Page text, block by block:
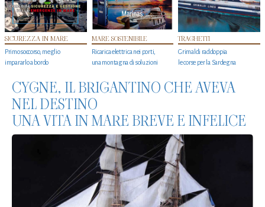
SICUREZZA IN MARE
Primo soccorso, meglio
impararlo a bordo
MARE SOSTENIBILE
Ricarica elettrica nei porti,
una montagna di soluzioni
TRAGHETTI
Grimaldi raddoppia
le corse per la Sardegna
CYGNE, IL BRIGANTINO CHE AVEVA
NEL DESTINO
UNA VITA IN MARE BREVE E INFELICE